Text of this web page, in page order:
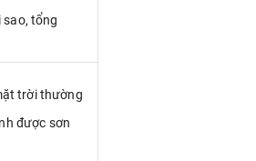
tổng
trời thường
được sơn